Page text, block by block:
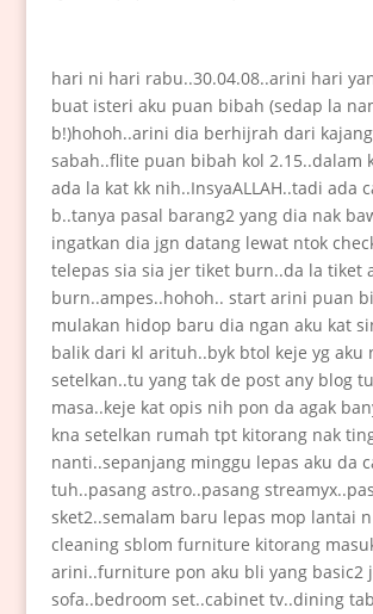
hari ni hari rabu..30.04.08..arini hari
buat isteri aku puan bibah (sedap la
b!)hohoh..arini dia berhijrah dari
sabah..flite puan bibah kol 2.15..dalam
ada la kat kk nih..InsyaALLAH..tadi ada
b..tanya pasal barang2 yang dia nak
ingatkan dia jgn datang lewat ntok
telepas sia sia jer tiket burn..da la tiket
burn..ampes..hohoh.. start arini puan
mulakan hidop baru dia ngan aku kat
balik dari kl arituh..byk btol keje yg aku
setelkan..tu yang tak de post any blog
masa..keje kat opis nih pon da agak
kna setelkan rumah tpt kitorang nak
nanti..sepanjang minggu lepas aku da
tuh..pasang astro..pasang
sket2..semalam baru lepas mop lantai
cleaning sblom furniture kitorang
arini..furniture pon aku bli yang basic2
sofa..bedroom set..cabinet tv..dining